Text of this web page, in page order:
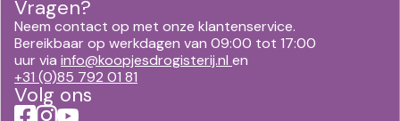
Vragen?
Neem contact op met onze klantenservice.
Bereikbaar op werkdagen van 09:00 tot 17:00
uur via info@koopjesdrogisterij.nl en
+31 (0)85 792 01 81
Volg ons